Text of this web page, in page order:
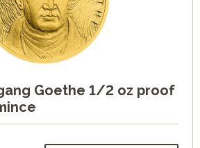
Goethe 1/2 oz proof